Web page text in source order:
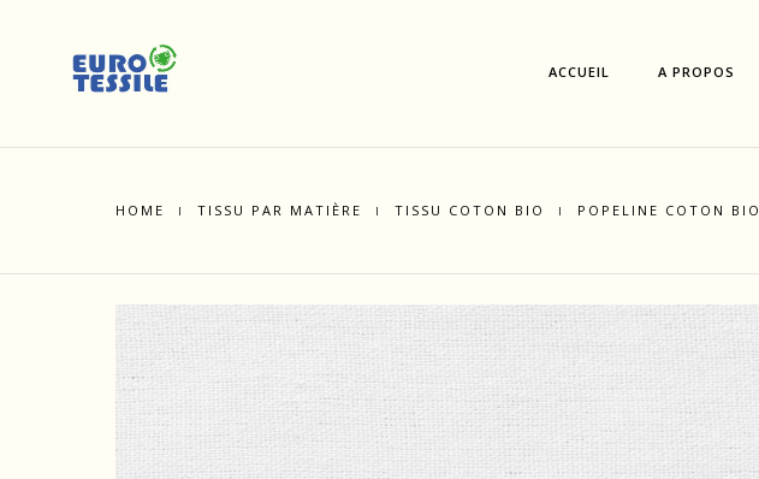
ACCUEIL A PROPOS
HOME TISSU PAR MATIÈRE TISSU COTON BIO POPELINE COTON BIO